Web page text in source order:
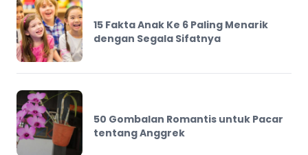
15 Fakta Anak Ke 6 Paling Menarik
dengan Segala Sifatnya
50 Gombalan Romantis untuk Pacar
tentang Anggrek